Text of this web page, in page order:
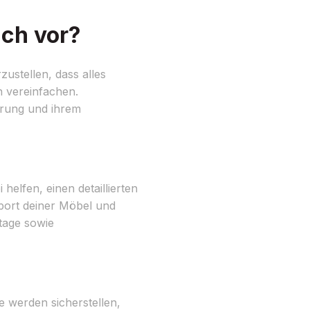
vor?
dass alles
vereinfachen.
und ihrem
einen detaillierten
deiner Möbel und
sowie
werden sicherstellen,